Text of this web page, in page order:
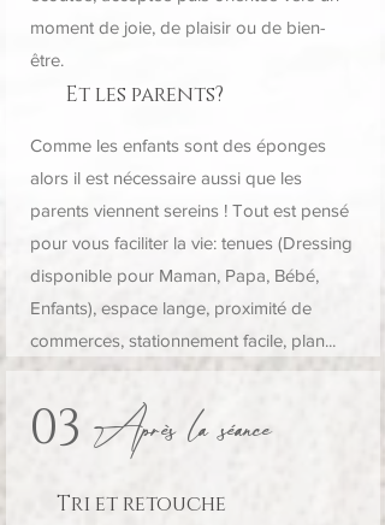
moment de joie, de plaisir ou de bien-
être.
Et les parents?
Comme les enfants sont des éponges
alors il est nécessaire aussi que les
parents viennent sereins ! Tout est pensé
pour vous faciliter la vie: tenues (Dressing
disponible pour Maman, Papa, Bébé,
Enfants), espace lange, proximité de
commerces, stationnement facile, plan...
03 Après la séance
Tri et retouche